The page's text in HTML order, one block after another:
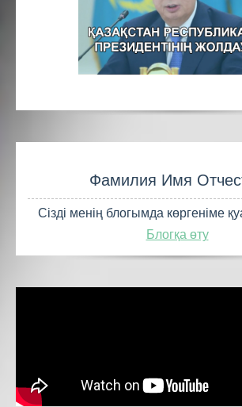
Фамилия Имя
Сізді менің блогымда көргеніме
Блогқа өту